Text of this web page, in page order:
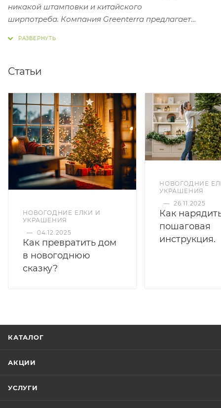
никакой штамповки и китайского
ширпотреба. Компания Greenterra предлагает
Статьи
НОВОГОДНИЕ ЕЛКИ И
УКРАШЕНИЯ
— 04.12.2025
Как превратить дом
в новогоднюю
сказку?
НОВОГОДНИЕ
УКРАШЕНИЯ
— 26.11.2025
Как
пошаговая
инструкция.
КАТАЛОГ
АКЦИИ
УСЛУГИ